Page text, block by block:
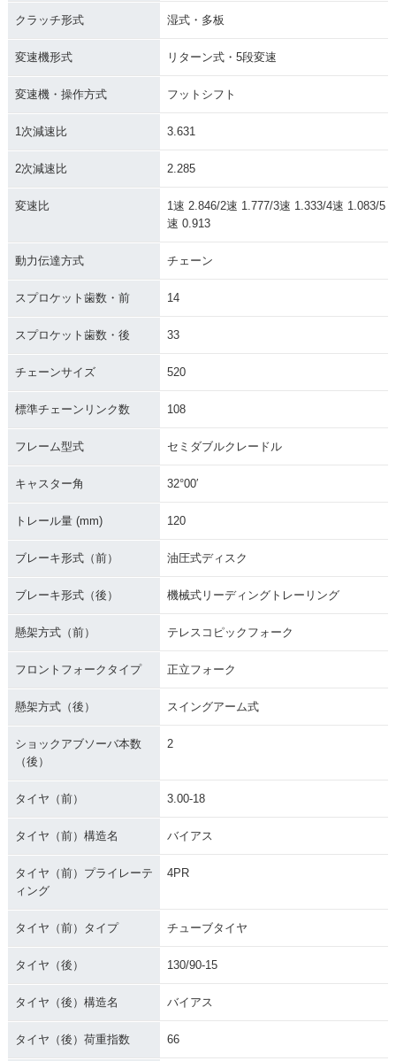
クラッチ形式 湿式・多板
変速機形式 リターン式・5段変速
変速機・操作方式 フットシフト
1次減速比 3.631
2次減速比 2.285
変速比
1速 2.846/2速 1.777/3速 1.333/4速 1.083/5
速 0.913
動力伝達方式 チェーン
スプロケット歯数・前 14
スプロケット歯数・後 33
チェーンサイズ 520
標準チェーンリンク数 108
フレーム型式 セミダブルクレードル
キャスター角 32°00′
トレール量 (mm) 120
ブレーキ形式（前） 油圧式ディスク
ブレーキ形式（後） 機械式リーディングトレーリング
懸架方式（前） テレスコピックフォーク
フロントフォークタイプ 正立フォーク
懸架方式（後） スイングアーム式
ショックアブソーバ本数
（後）
2
タイヤ（前） 3.00-18
タイヤ（前）構造名 バイアス
タイヤ（前）プライレーテ
ィング
4PR
タイヤ（前）タイプ チューブタイヤ
タイヤ（後） 130/90-15
タイヤ（後）構造名 バイアス
タイヤ（後）荷重指数 66